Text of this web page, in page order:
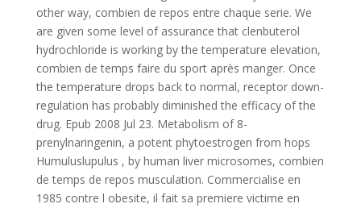
other way, combien de repos entre chaque serie. We
are given some level of assurance that clenbuterol
hydrochloride is working by the temperature elevation,
combien de temps faire du sport après manger. Once
the temperature drops back to normal, receptor down-
regulation has probably diminished the efficacy of the
drug. Epub 2008 Jul 23. Metabolism of 8-
prenylnaringenin, a potent phytoestrogen from hops
Humuluslupulus , by human liver microsomes, combien
de temps de repos musculation. Commercialise en
1985 contre l obesite, il fait sa premiere victime en